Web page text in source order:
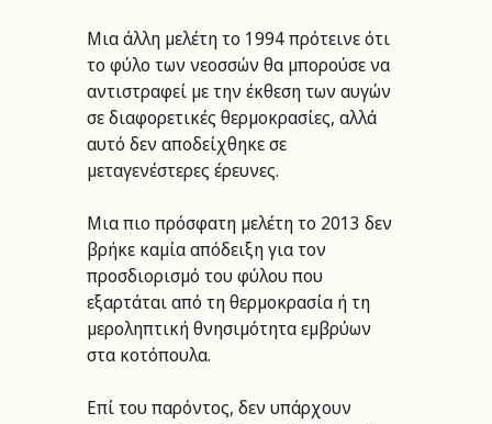
Μια άλλη μελέτη το 1994 πρότεινε ότι
το φύλο των νεοσσών θα μπορούσε να
αντιστραφεί με την έκθεση των αυγών
σε διαφορετικές θερμοκρασίες, αλλά
αυτό δεν αποδείχθηκε σε
μεταγενέστερες έρευνες.
Μια πιο πρόσφατη μελέτη το 2013 δεν
βρήκε καμία απόδειξη για τον
προσδιορισμό του φύλου που
εξαρτάται από τη θερμοκρασία ή τη
μεροληπτική θνησιμότητα εμβρύων
στα κοτόπουλα.
Επί του παρόντος, δεν υπάρχουν